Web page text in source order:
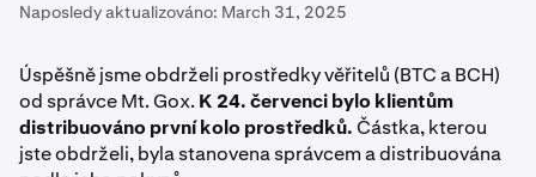
Naposledy aktualizováno: March 31, 2025
Úspěšně jsme obdrželi prostředky věřitelů (BTC a BCH)
od správce Mt. Gox. K 24. červenci bylo klientům
distribuováno první kolo prostředků.Částka, kterou
jste obdrželi, byla stanovena správcem a distribuována